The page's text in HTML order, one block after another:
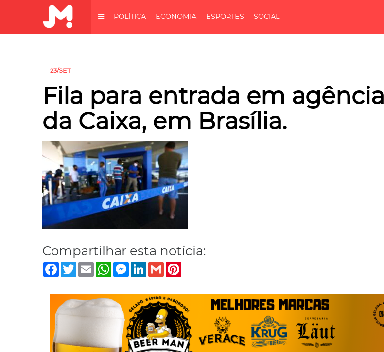
POLÍTICA ECONOMIA ESPORTES SOCIAL
23/SET
Fila para entrada em agência
da Caixa, em Brasília.
Compartilhar esta notícia:
Facebook
TwitterEmailWhatsApp
Messenger
LinkedIn
Gmail